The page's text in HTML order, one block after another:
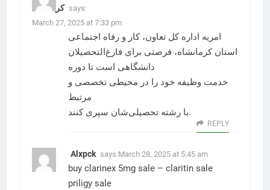
کرمانشاه says:
March 27, 2025 at 7:33 pm
امریه اداره کل تعاون، کار و رفاه اجتماعی
استان کرمانشاه، فرصتی برای فارغ‌التحصیلان
دانشگاهی است تا دوره
خدمت وظیفه خود را در محیطی تخصصی و
مرتبط
با رشته تحصیلی‌شان سپری کنند.
REPLY
Alxpck says:March 28, 2025 at 5:45 am
buy clarinex 5mg sale – claritin sale
priligy sale